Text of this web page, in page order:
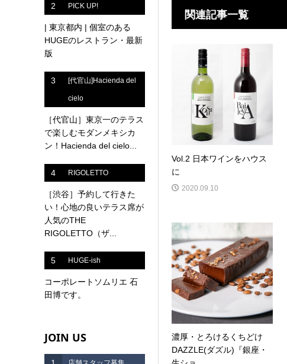
関連記事一覧
Vol.2 日本ワインをハウス
に
2020.09.10
濃厚・とろけるくちどけ
DAZZLE(ダズル)『銀座・
2 PICK UP!
| 東京都内 | 個室のある
HUGEのレストラン・最新
版
3 [代官山]Hacienda del
cielo
［代官山］東京一のテラス
で楽しむモダンメキシカ
ン！Hacienda del cielo...
4 RIGOLETTO
［渋谷］予約して行きた
い！心地の良いテラス席が
人気のTHE
RIGOLETTO（ザ...
5 HUGE-ish
コーポレートソムリエ 石
田博です。
JOIN US